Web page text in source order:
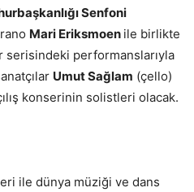
Senfoni
Mari Eriksmoen ile birlikte
serisindeki performanslarıyla
Umut Sağlam (çello)
konserinin solistleri olacak.
ile dünya müziği ve dans